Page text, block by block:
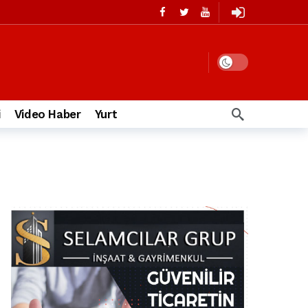
Video Haber Yurt